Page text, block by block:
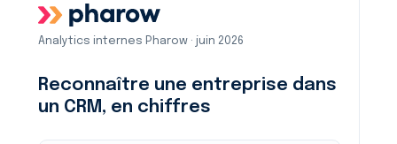
Analytics internes Pharow · juin 2026
Reconnaître une entreprise dans
un CRM, en chiffres